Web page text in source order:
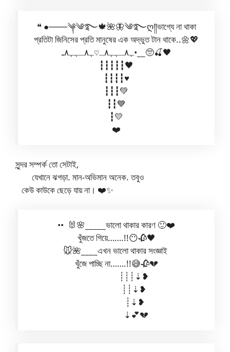
❝ ●───༆༄࿐🍁🌺🦋༄࿐ღ༎ভাগ্যে না থাকা
প্রতিটা জিনিসের প্রতি মানুষের এক অদ্ভুত টান থাকে..🌼💖
ﮩ٨ـﮩﮩ٨ـ♡ﮩ٨ـﮩﮩ٨ـ•__🥺🍒🖤
┇┇┇┇┇🖤
┇┇┇┇♥️
┇┇┇💚
┇┇💙
┇💛
❤️
সুন্দর সম্পর্ক তো সেটাই,
যেখানে ঝগড়া. মান-অভিমান অনেক. তবুও
কেউ কাউকে ছেড়ে যায় না। ❤️✨
•• 🐰🌸_____ভালো থাকার কারণ 🙂❤️
খুঁজতে গিয়ে…….!!😶🥀🖤
🐭🌺____এখন ভালো থাকার সংজ্ঞাই
খুঁজে পাচ্ছি না…….!!😅🥀💔
┊┊┊⇣❥
┊┊⇣❥
┊⇣❥
⇣💕💔